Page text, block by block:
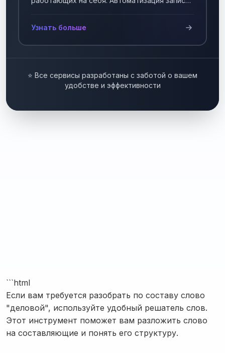
Узнать больше
⭐ Все сервисы разработаны с заботой о вашем
удобстве и эффективности
```html
Если вам требуется разобрать по составу слово
"деловой", используйте удобный решатель слов.
Этот инструмент поможет вам разложить слово
на составляющие и понять его структуру.